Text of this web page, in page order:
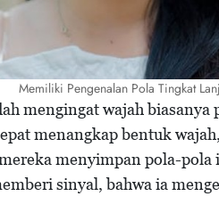
Memiliki Pengenalan Pola Tingkat
mengingat wajah
menangkap bentuk
menyimpan pola-
sinyal, bahwa ia